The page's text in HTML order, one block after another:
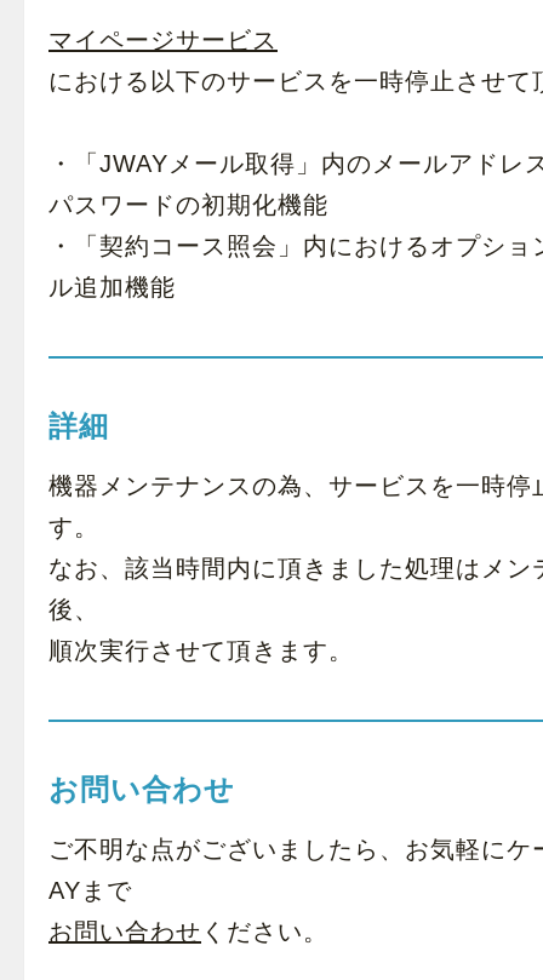
マイページサービス
における以下のサービスを一時停止させて
・「JWAYメール取得」内のメールアドレ
パスワードの初期化機能
・「契約コース照会」内におけるオプシ
ル追加機能
詳細
機器メンテナンスの為、サービスを一時停
す。
なお、該当時間内に頂きました処理はメン
後、
順次実行させて頂きます。
お問い合わせ
ご不明な点がございましたら、お気軽にケ
AYまで
お問い合わせ ください。